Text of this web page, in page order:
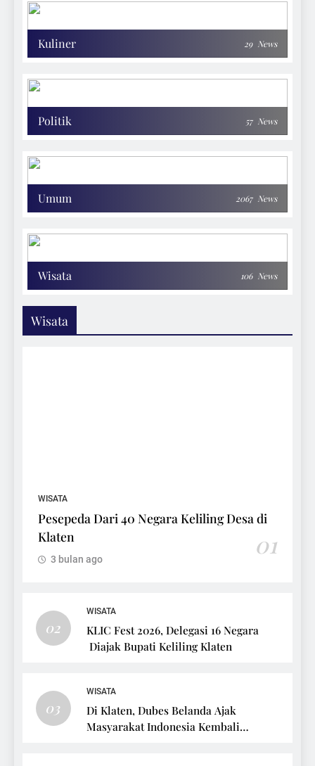
Kuliner 29 News
Politik 57 News
Umum 2067 News
Wisata 106 News
Wisata
WISATA
Pesepeda Dari 40 Negara Keliling Desa di
Klaten
01
3 bulan ago
02
WISATA
KLIC Fest 2026, Delegasi 16 Negara
Diajak Bupati Keliling Klaten
03
WISATA
Di Klaten, Dubes Belanda Ajak
Masyarakat Indonesia Kembali